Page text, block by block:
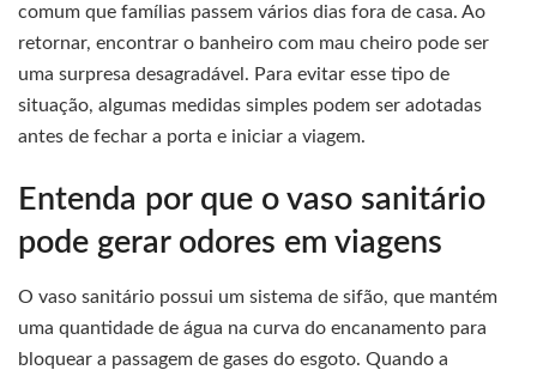
comum que famílias passem vários dias fora de casa. Ao
retornar, encontrar o banheiro com mau cheiro pode ser
uma surpresa desagradável. Para evitar esse tipo de
situação, algumas medidas simples podem ser adotadas
antes de fechar a porta e iniciar a viagem.
Entenda por que o vaso sanitário
pode gerar odores em viagens
O vaso sanitário possui um sistema de sifão, que mantém
uma quantidade de água na curva do encanamento para
bloquear a passagem de gases do esgoto. Quando a